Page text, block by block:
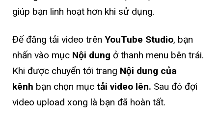
giúp bạn linh hoạt hơn khi sử dụng.
Để đăng tải video trên YouTube Studio, bạn
nhấn vào mục Nội dung ở thanh menu bên trái.
Khi được chuyển tới trang Nội dung của
kênh bạn chọn mục tải video lên. Sau đó đợi
video upload xong là bạn đã hoàn tất.